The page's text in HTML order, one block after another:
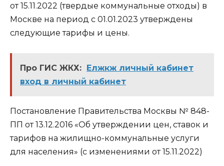
от 15.11.2022 (твердые коммунальные отходы) в
Москве на период с 01.01.2023 утверждены
следующие тарифы и цены.
Про ГИС ЖКХ: Елжкж личный кабинет
вход в личный кабинет
Постановление Правительства Москвы № 848-
ПП от 13.12.2016 «Об утверждении цен, ставок и
тарифов на жилищно-коммунальные услуги
для населения» (с изменениями от 15.11.2022)